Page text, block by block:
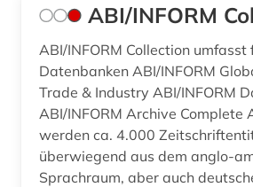
betriebssystem (1)
betriebswirtschaft (20)
ABI/INFORM
ABI/INFORM Collection umfasst
Datenbanken ABI/INFORM Global ABI/INFORM
Trade & Industry ABI/INFORM
ABI/INFORM Archive Complete
werden ca. 4.000
überwiegend aus dem anglo-
Sprachraum, aber auch